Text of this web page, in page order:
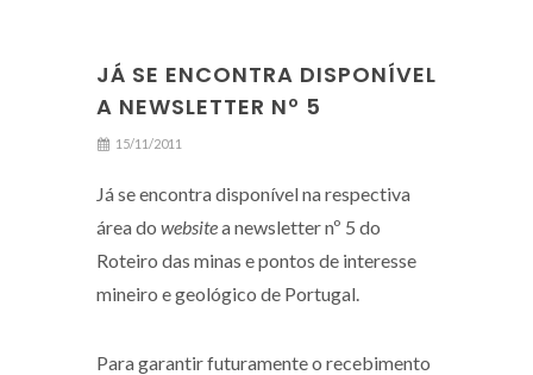
JÁ SE ENCONTRA DISPONÍVEL
A NEWSLETTER Nº 5
15/11/2011
Já se encontra disponível na respectiva
área do websitea newsletter nº 5 do
Roteiro das minas e pontos de interesse
mineiro e geológico de Portugal.
Para garantir futuramente o recebimento